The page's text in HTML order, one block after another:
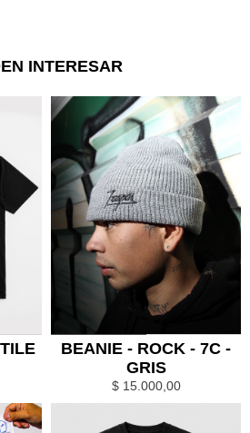
INTERESAR
0 1
BEANIE - ROCK - 7C -
GRIS
$15.000,00